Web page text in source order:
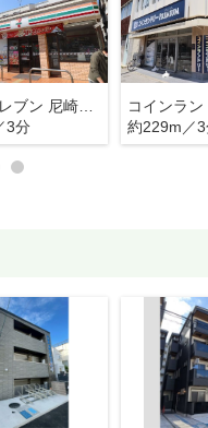
セブンイレブン 尼崎神田南通6丁目店
3分
約229m／